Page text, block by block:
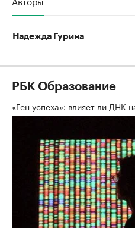
Надежда Гурина
РБК Образование
«Ген успеха»: влияет ли ДНК